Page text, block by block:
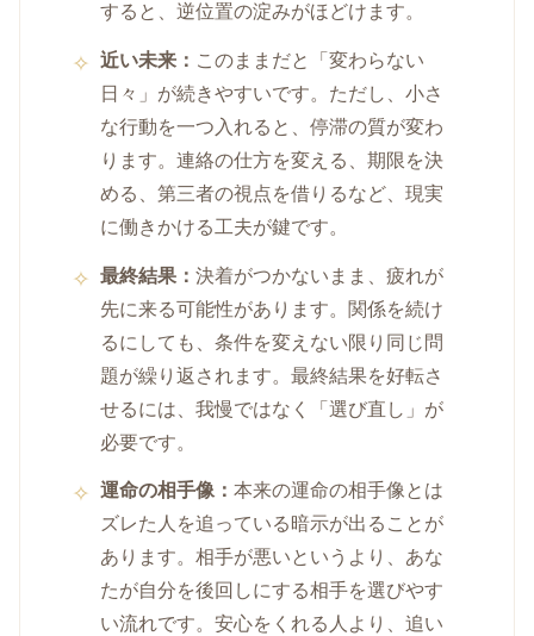
すると、逆位置の淀みがほどけます。
近い未来： このままだと「変わらない
日々」が続きやすいです。ただし、小さ
な行動を一つ入れると、停滞の質が変わ
ります。連絡の仕方を変える、期限を決
める、第三者の視点を借りるなど、現実
に働きかける工夫が鍵です。
最終結果：決着がつかないまま、疲れが
先に来る可能性があります。関係を続け
るにしても、条件を変えない限り同じ問
題が繰り返されます。最終結果を好転さ
せるには、我慢ではなく「選び直し」が
必要です。
運命の相手像：本来の運命の相手像とは
ズレた人を追っている暗示が出ることが
あります。相手が悪いというより、あな
たが自分を後回しにする相手を選びやす
い流れです。安心をくれる人より、追い